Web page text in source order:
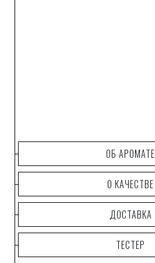
ОБ АРОМАТЕ
О КАЧЕСТВЕ
ДОСТАВКА
ТЕСТЕР